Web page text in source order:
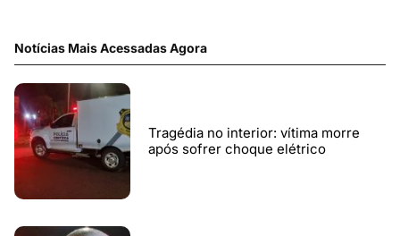
Notícias Mais Acessadas Agora
Tragédia no interior: vítima morre
após sofrer choque elétrico